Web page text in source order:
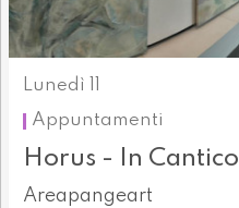
Lunedì 11
Appuntamenti
Horus - In Cantico
Areapangeart